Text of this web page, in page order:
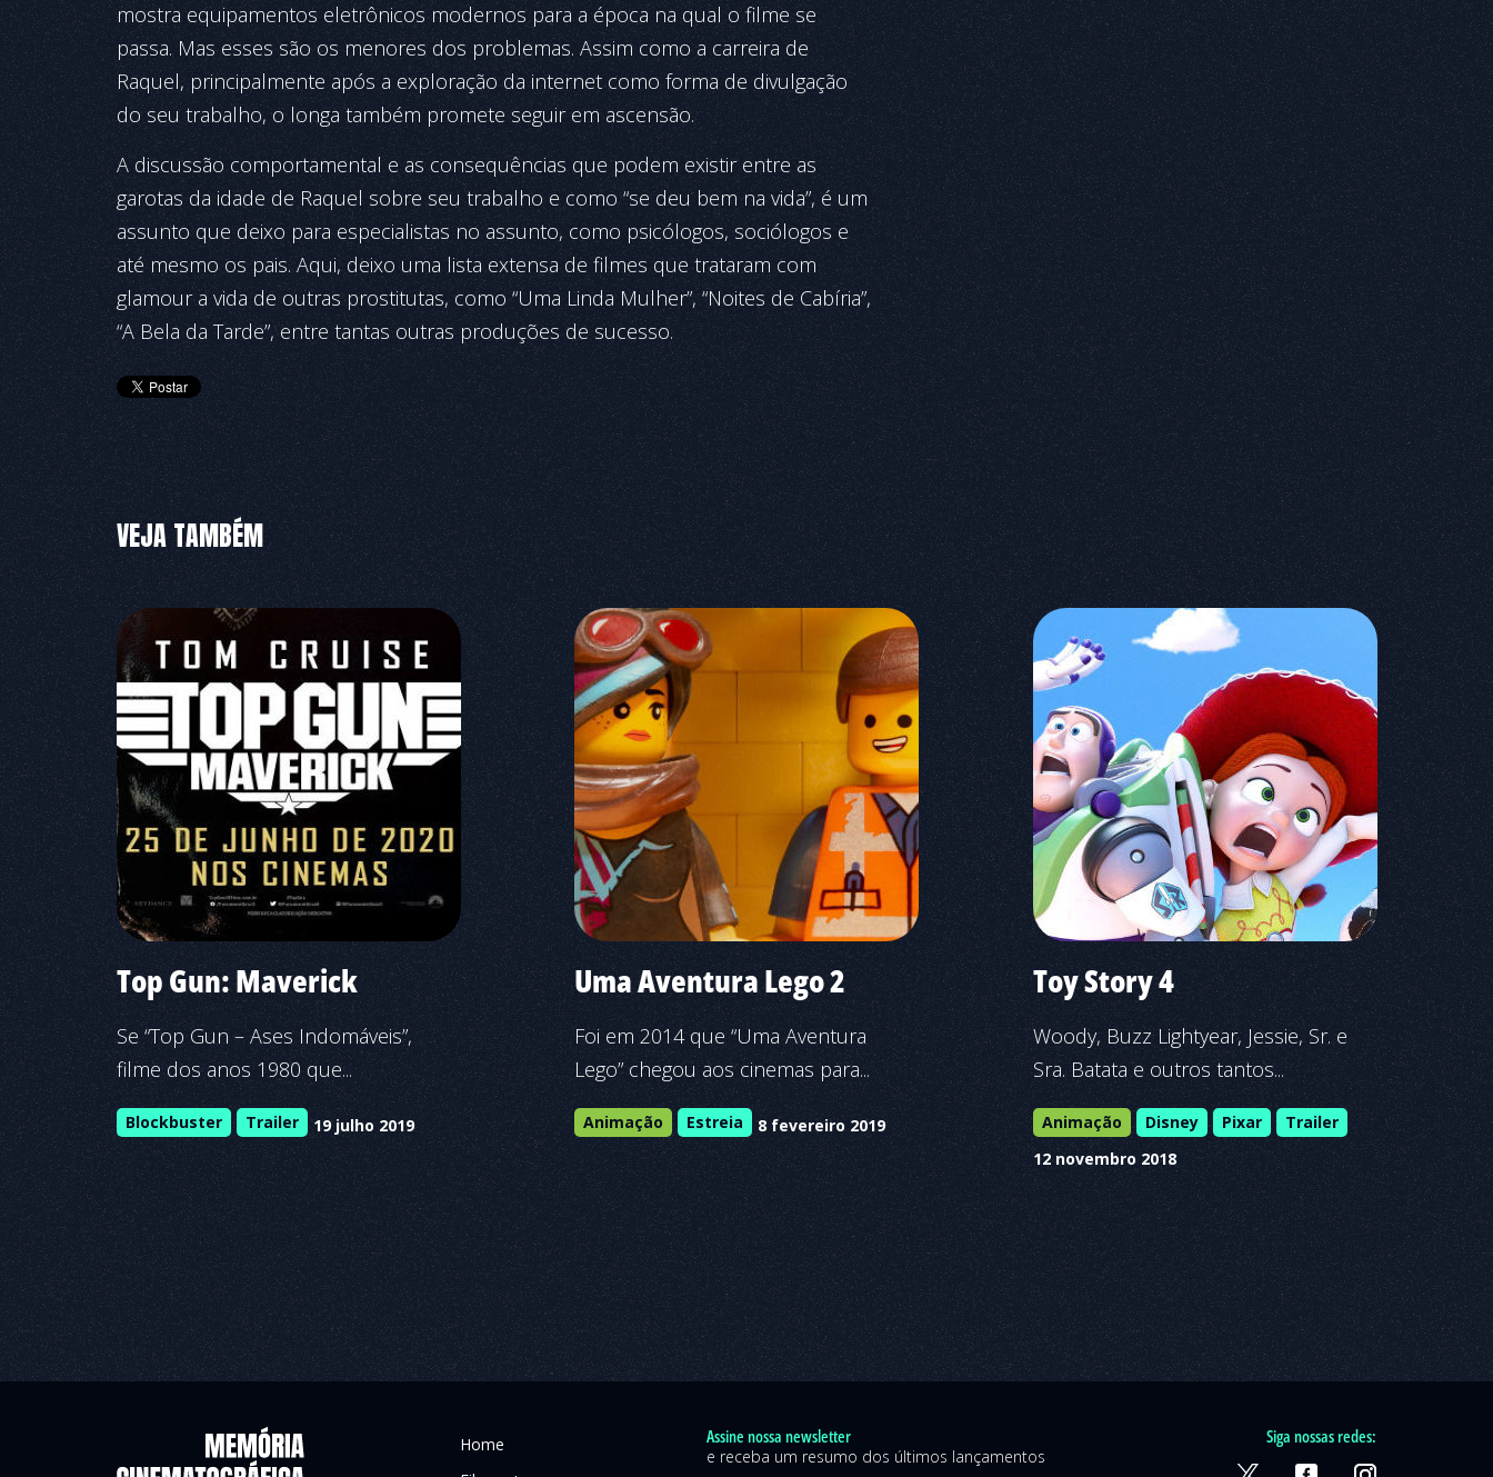
mostra equipamentos eletrônicos modernos para a época na qual o filme se
passa. Mas esses são os menores dos problemas. Assim como a carreira de
Raquel, principalmente após a exploração da internet como forma de divulgação
do seu trabalho, o longa também promete seguir em ascensão.
A discussão comportamental e as consequências que podem existir entre as
garotas da idade de Raquel sobre seu trabalho e como “se deu bem na vida”, é um
assunto que deixo para especialistas no assunto, como psicólogos, sociólogos e
até mesmo os pais. Aqui, deixo uma lista extensa de filmes que trataram com
glamour a vida de outras prostitutas, como “Uma Linda Mulher”, “Noites de Cabíria”,
“A Bela da Tarde”, entre tantas outras produções de sucesso.
VEJA TAMBÉM
Top Gun: Maverick
Se “Top Gun – Ases Indomáveis”,
filme dos anos 1980 que...
Blockbuster Trailer 19 julho 2019
Uma Aventura Lego 2
Foi em 2014 que “Uma Aventura
Lego” chegou aos cinemas para...
Animação Estreia 8 fevereiro 2019
Toy Story 4
Woody, Buzz Lightyear, Jessie, Sr. e
Sra. Batata e outros tantos...
Animação Disney Pixar
Trailer
12 novembro 2018
Home
Assine nossa newsletter
e receba um resumo dos últimos lançamentos
Siga nossas redes: